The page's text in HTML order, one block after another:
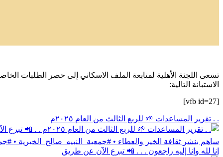
تسعى اللجنة الأهلية لمتابعة الملف الاسكاني إلى حصر الطلبات
الاستبانة التالية:
[vfb id=27]
. . تقرير المساعدات 🌱 للربع الثالث من العام ٢٠٢٥م
إنا لله وإنا إليه راجعون . . . 📲 تبرع الآن عن طريق